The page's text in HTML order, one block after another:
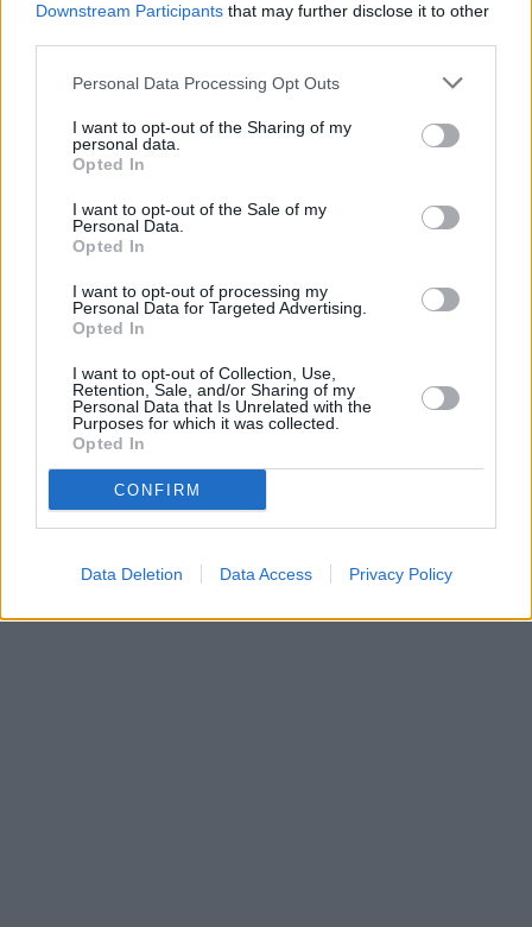
Downstream Participants that may further disclose it to other
Personal Data Processing Opt Outs
I want to opt-out of the Sharing of my
personal data.
Opted In
I want to opt-out of the Sale of my
Personal Data.
Opted In
I want to opt-out of processing my
Personal Data for Targeted Advertising.
Opted In
I want to opt-out of Collection, Use,
Retention, Sale, and/or Sharing of my
Personal Data that Is Unrelated with the
Purposes for which it was collected.
Opted In
CONFIRM
Data Deletion Data Access Privacy Policy
Vybrané články
Kdy a kde bude Prima sport k
naladění na Skylinku
Prima sport - co nabídne v prvním
O webu parabola.cz•O souborech cookies•
Dovolená u moře •Bazény